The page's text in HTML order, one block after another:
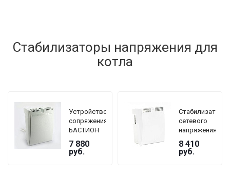
Стабилизаторы напряжения для
котла
Устройство
сопряжения
БАСТИОН
TEPLOCOM
GF
7 880
руб.
Стабилизатор
сетевого
напряжения
TEPLOCOM
БАСТИОН
ST-1515
8 410
руб.